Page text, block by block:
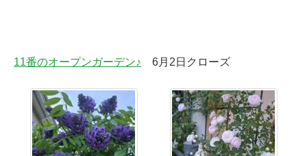
11番のオープンガーデン♪ 6月2日クローズ